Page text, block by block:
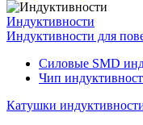
Индуктивности
Индуктивности для
Силовые SMD
Чип
Катушки